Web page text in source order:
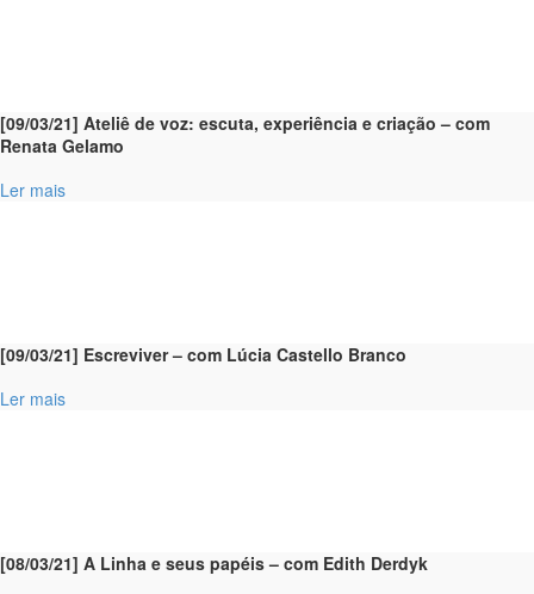
[09/03/21] Ateliê de voz: escuta, experiência e criação – com
Renata Gelamo
Ler mais
[09/03/21] Escreviver – com Lúcia Castello Branco
Ler mais
[08/03/21] A Linha e seus papéis – com Edith Derdyk